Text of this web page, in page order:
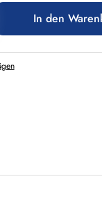
Gib den
In den